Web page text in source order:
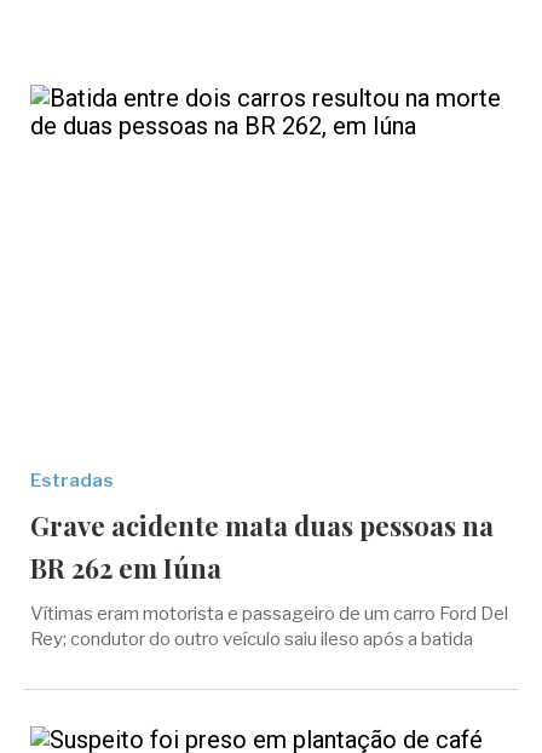
Estradas
Grave acidente mata duas pessoas na
BR 262 em Iúna
Vítimas eram motorista e passageiro de um carro Ford Del
Rey; condutor do outro veículo saiu ileso após a batida